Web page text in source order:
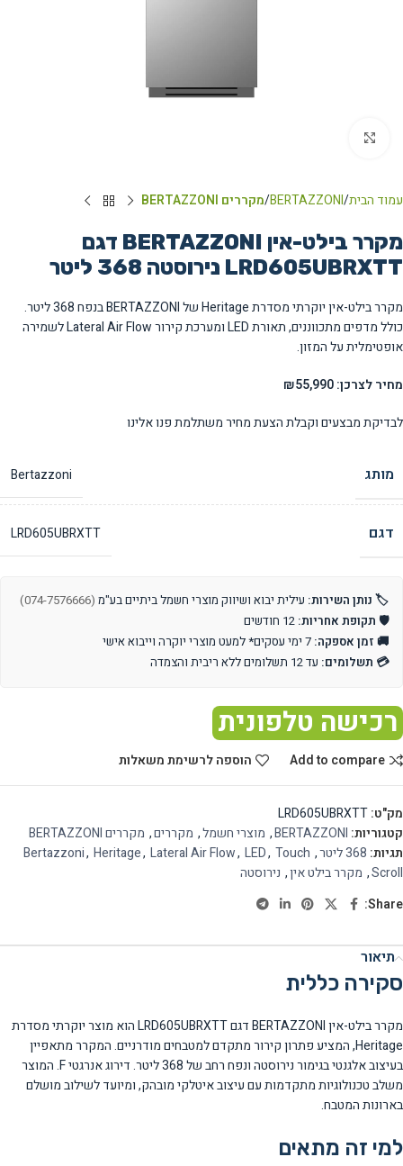
עמוד הבית BERTAZZONI מקררים BERTAZZONI
מקרר בילט-אין BERTAZZONI דגם
LRD605UBRXTT נירוסטה ‏368 ‏ליטר
מקרר בילט-אין יוקרתי מסדרת Heritage של BERTAZZONI בנפח 368 ליטר.
כולל מדפים מתכווננים, תאורת LED ומערכת קירור Lateral Air Flow לשמירה
אופטימלית על המזון.
מחיר לצרכן: ₪55,990
לבדיקת מבצעים וקבלת הצעת מחיר משתלמת פנו אלינו
מותג Bertazzoni
דגם LRD605UBRXTT
🏷️ נותן השירות: עילית יבוא ושיווק מוצרי חשמל ביתיים בע"מ (074-7576666)
🛡️ תקופת אחריות:
🚚 זמן אספקה:
💳 תשלומים: עד 12 תשלומים ללא ריבית והצמדה
רכישה טלפונית
Add to compare הוספה לרשימת משאלות
מק"ט:LRD605UBRXTT
קטגוריות: BERTAZZONI
, מוצרי חשמל, מקררים, מקררים BERTAZZONI
תגיות: 368 ליטר ,
Bertazzoni, Heritage, Lateral Air Flow, LED, Touch
Scroll
, מקרר בילט אין, נירוסטה
Share:
תיאור
סקירה כללית
מקרר בילט-אין BERTAZZONI דגם LRD605UBRXTT הוא מוצר יוקרתי מסדרת
Heritage, המציע פתרון קירור מתקדם למטבחים מודרניים. המקרר מתאפיין
בעיצוב אלגנטי בגימור נירוסטה ונפח רחב של 368 ליטר. דירוג אנרגטי F. המוצר
משלב טכנולוגיות מתקדמות עם עיצוב איטלקי מובהק, ומיועד לשילוב מושלם
בארונות המטבח.
למי זה מתאים